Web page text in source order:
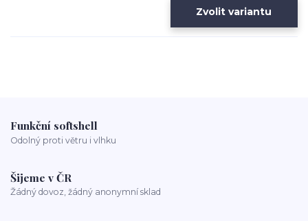
Zvolit variantu
Funkční softshell
Odolný proti větru i vlhku
Šijeme v ČR
Žádný dovoz, žádný anonymní sklad